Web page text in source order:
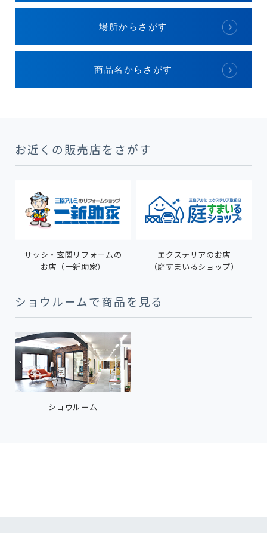
場所からさがす
商品名からさがす
お近くの販売店をさがす
サッシ・玄関リフォームの
お店（一新助家）
エクステリアのお店
（庭すまいるショップ）
ショウルームで商品を見る
ショウルーム